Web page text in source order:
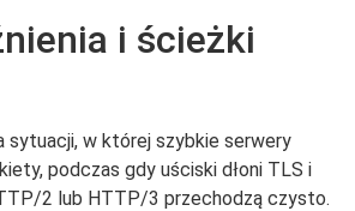
i ścieżki
sytuacji, w której szybkie serwery
podczas gdy uściski dłoni TLS i
2 lub HTTP/3 przechodzą czysto.